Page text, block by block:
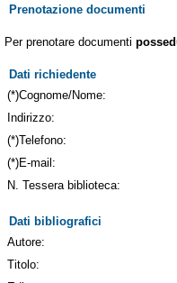
Prenotazione documenti
Per prenotare documenti
Dati richiedente
(*)Cognome/Nome:
Indirizzo:
(*)Telefono:
(*)E-mail:
N. Tessera biblioteca:
Dati bibliografici
Autore:
Titolo: